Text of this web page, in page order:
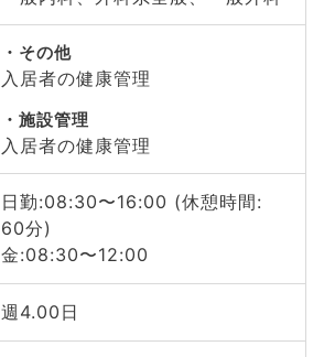
その他
入居者の健康管理
施設管理
入居者の健康管理
日勤:08:30〜16:00 (休憩時間:
60分)
金:08:30〜12:00
週4.00日